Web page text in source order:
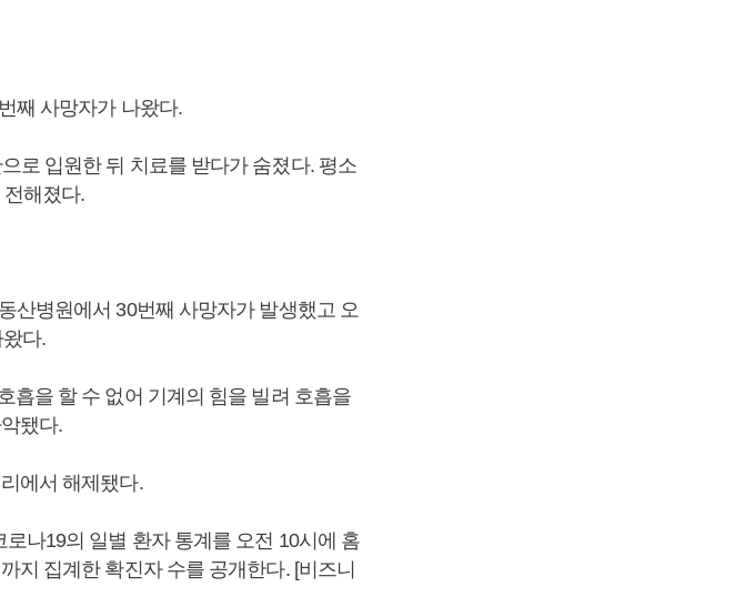
째 사망자가 나왔다.
로 입원한 뒤 치료를 받다가 숨졌다. 평소
해졌다.
산병원에서 30번째 사망자가 발생했고 오
다.
흡을 할 수 없어 기계의 힘을 빌려 호흡을
됐다.
에서 해제됐다.
나19의 일별 환자 통계를 오전 10시에 홈
지 집계한 확진자 수를 공개한다. [비즈니